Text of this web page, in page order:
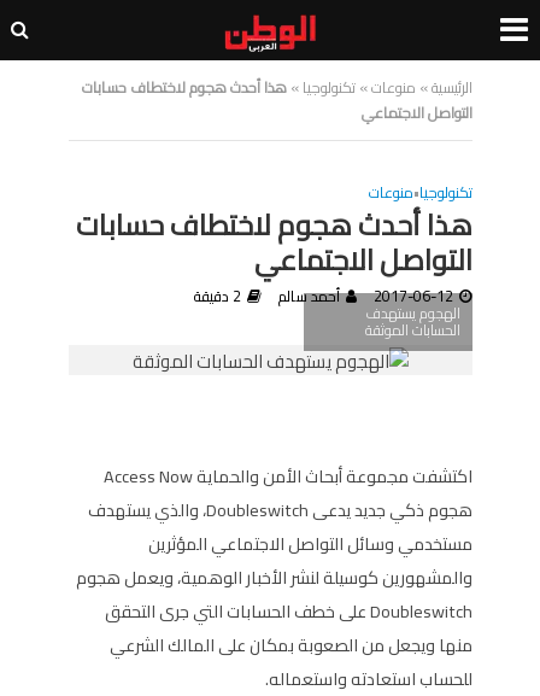
الرئيسية» منوعات»تكنولوجيا»هذا أحدث هجوم لاختطاف حسابات
التواصل الاجتماعي
تكنولوجيا•منوعات
هذا أحدث هجوم لاختطاف حسابات
التواصل الاجتماعي
2017-06-12 أحمد سالم 2 دقيقة
الهجوم يستهدف
الحسابات الموثقة
اكتشفت مجموعة أبحاث الأمن والحماية Access Now
هجوم ذكي جديد يدعى Doubleswitch، والذي يستهدف
مستخدمي وسائل التواصل الاجتماعي المؤثرين
والمشهورين كوسيلة لنشر الأخبار الوهمية، ويعمل هجوم
Doubleswitch على خطف الحسابات التي جرى التحقق
منها ويجعل من الصعوبة بمكان على المالك الشرعي
للحساب استعادته واستعماله.